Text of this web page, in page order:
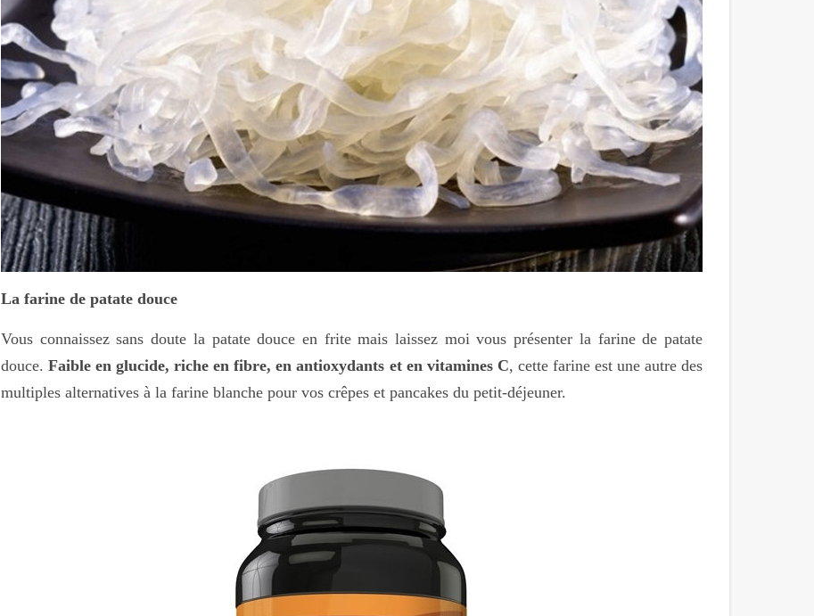
La farine de patate douce
Vous connaissez sans doute la patate douce en frite mais laissez moi vous présenter la farine de patate
douce.Faible en glucide, riche en fibre, en antioxydants et en vitamines C, cette farine est une autre des
multiples alternatives à la farine blanche pour vos crêpes et pancakes du petit-déjeuner.